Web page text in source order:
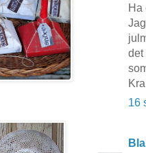
Ha
det
16